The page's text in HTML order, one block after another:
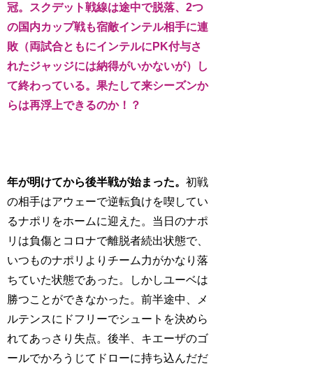
冠。スクデット戦線は途中で脱落、2つ
の国内カップ戦も宿敵インテル相手に連
敗（両試合ともにインテルにPK付与さ
れたジャッジには納得がいかないが）し
て終わっている。果たして来シーズンか
らは再浮上できるのか！？
年が明けてから後半戦が始まった。初戦
の相手はアウェーで逆転負けを喫してい
るナポリをホームに迎えた。当日のナポ
リは負傷とコロナで離脱者続出状態で、
いつものナポリよりチーム力がかなり落
ちていた状態であった。しかしユーベは
勝つことができなかった。前半途中、メ
ルテンスにドフリーでシュートを決めら
れてあっさり失点。後半、キエーザのゴ
ールでかろうじてドローに持ち込んだだ